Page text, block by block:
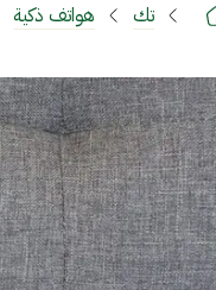
تك هواتف ذكية